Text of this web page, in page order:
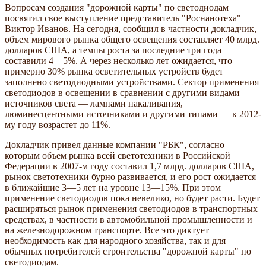
Вопросам создания "дорожной карты" по светодиодам
посвятил свое выступление представитель "Роснанотеха"
Виктор Иванов. На сегодня, сообщил в частности докладчик,
объем мирового рынка общего освещения составляет 40 млрд.
долларов США, а темпы роста за последние три года
составили 4—5%. А через несколько лет ожидается, что
примерно 30% рынка осветительных устройств будет
заполнено светодиодными устройствами. Сектор применения
светодиодов в освещении в сравнении с другими видами
источников света — лампами накаливания,
люминесцентными источниками и другими типами — к 2012-
му году возрастет до 11%.
Докладчик привел данные компании "РБК", согласно
которым объем рынка всей светотехники в Российской
Федерации в 2007-м году составил 1,7 млрд. долларов США,
рынок светотехники бурно развивается, и его рост ожидается
в ближайшие 3—5 лет на уровне 13—15%. При этом
применение светодиодов пока невелико, но будет расти. Будет
расширяться рынок применения светодиодов в транспортных
средствах, в частности в автомобильной промышленности и
на железнодорожном транспорте. Все это диктует
необходимость как для народного хозяйства, так и для
обычных потребителей строительства "дорожной карты" по
светодиодам.